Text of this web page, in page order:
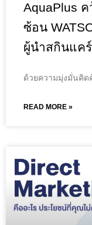
AquaPlus
ซ้อน
ผู้นำสกินแคร์
ด้วยความมุ่งมั่นคิด
READ MORE »